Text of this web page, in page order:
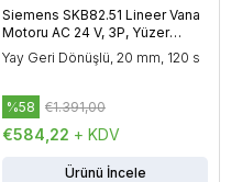
Siemens SKB82.51 Lineer Vana
Motoru AC 24 V, 3P, Yüzer
Kontrol, 2800 N
Yay Geri Dönüşlü, 20 mm, 120 s
€584,22 + KDV
%58 €1.391,00
Ürünü İncele